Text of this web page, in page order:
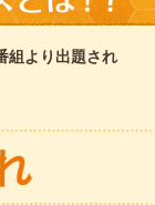
組より出題され